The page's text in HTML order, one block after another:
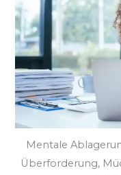
Mentale
Überforderung,